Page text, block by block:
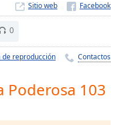
Sitio web
0
de reproducción Contactos
Poderosa 103